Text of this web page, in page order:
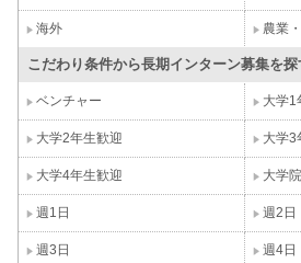
海外 農業
こだわり条件から長期インターン募集を探
ベンチャー 大学1
大学2年生歓迎 大学3
大学4年生歓迎 大学
週1日 週2日
週3日 週4日